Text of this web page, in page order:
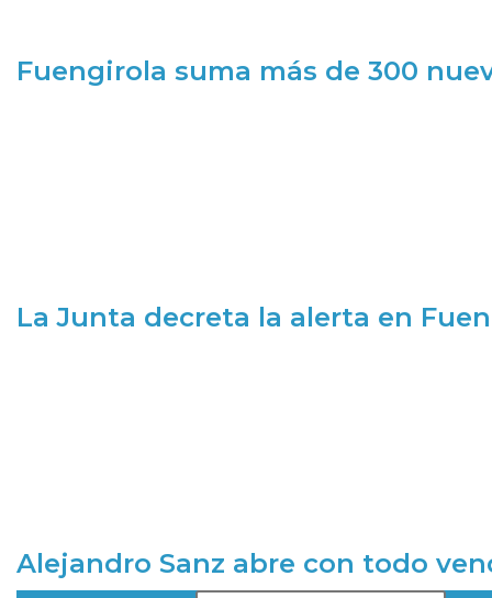
Fuengirola suma más de 300
La Junta decreta la alerta en
Alejandro Sanz abre con todo